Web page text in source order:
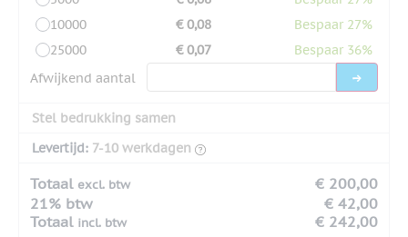
10000
€ 0,08
Bespaar 27%
25000
€ 0,07
Bespaar 36%
Afwijkend aantal
Stel bedrukking samen
Levertijd: 7-10 werkdagen
Totaal excl. btw
€ 200,00
21% btw
€ 42,00
Totaal incl. btw € 242,00